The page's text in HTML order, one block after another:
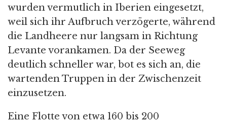
wurden vermutlich in Iberien eingesetzt,
weil sich ihr Aufbruch verzögerte, während
die Landheere nur langsam in Richtung
Levante vorankamen. Da der Seeweg
deutlich schneller war, bot es sich an, die
wartenden Truppen in der Zwischenzeit
einzusetzen.
Eine Flotte von etwa 160 bis 200